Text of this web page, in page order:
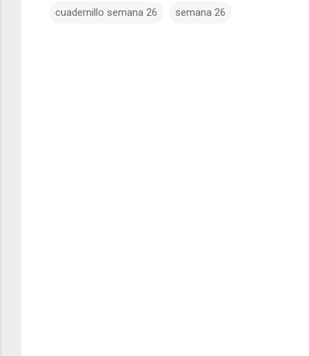
cuadernillo semana 26 semana 26